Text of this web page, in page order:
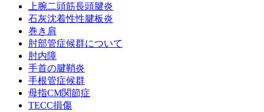
上腕二頭筋長頭腱炎
石灰沈着性性腱板炎
巻き肩
肘部管症候群について
肘内障
手首の腱鞘炎
手根管症候群
母指CM関節症
TECC損傷